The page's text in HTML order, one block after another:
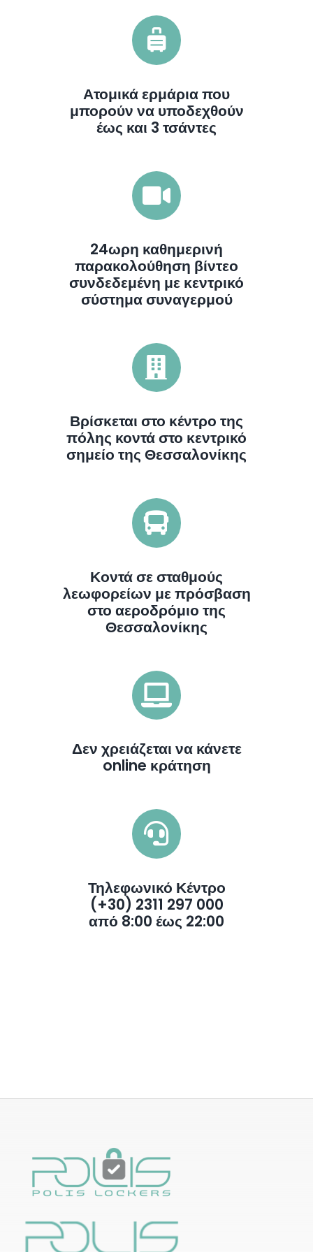
Ατομικά ερμάρια που
μπορούν να υποδεχθούν
έως και 3 τσάντες
24ωρη καθημερινή
παρακολούθηση βίντεο
συνδεδεμένη με κεντρικό
σύστημα συναγερμού
Βρίσκεται στο κέντρο της
πόλης κοντά στο κεντρικό
σημείο της Θεσσαλονίκης
Κοντά σε σταθμούς
λεωφορείων με πρόσβαση
στο αεροδρόμιο της
Θεσσαλονίκης
Δεν χρειάζεται να κάνετε
online κράτηση
Τηλεφωνικό Κέντρο
(+30) 2311 297 000
από 8:00 έως 22:00